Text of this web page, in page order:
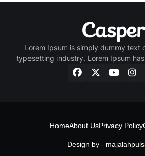
Lorem Ipsum is simply dummy text
typesetting industry. Lorem Ipsum
Design by -
HomeAbout UsPrivacy Policy